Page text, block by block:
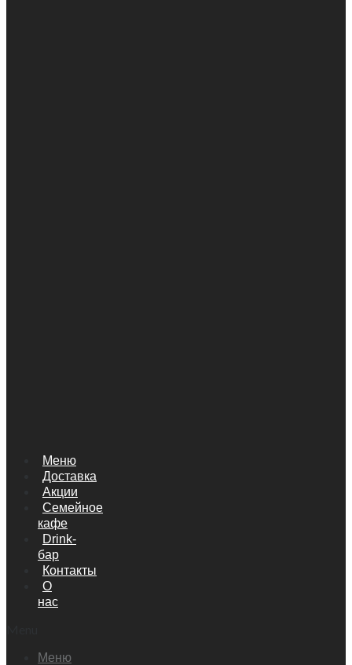
Меню
Доставка
Акции
Семейное
кафе
Drink-
бар
Контакты
О
нас
Меню